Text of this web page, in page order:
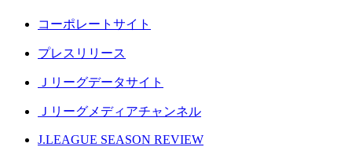
コーポレートサイト
プレスリリース
Ｊリーグデータサイト
Ｊリーグメディアチャンネル
J.LEAGUE SEASON REVIEW